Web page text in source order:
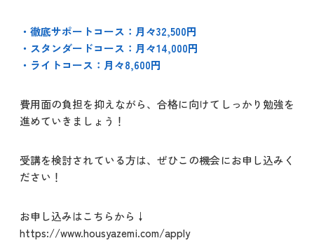
・徹底サポートコース：月々32,500円
・スタンダードコース：月々14,000円
・ライトコース：月々8,600円
費用面の負担を抑えながら、合格に向けてしっかり勉強を
進めていきましょう！
受講を検討されている方は、ぜひこの機会にお申し込みく
ださい！
お申し込みはこちらから↓
https://www.housyazemi.com/apply